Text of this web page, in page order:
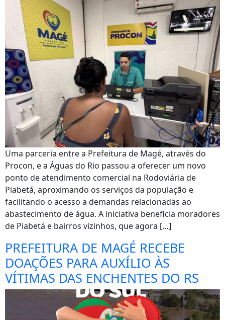
Uma parceria entre a Prefeitura de Magé, através do
Procon, e a Águas do Rio passou a oferecer um novo
ponto de atendimento comercial na Rodoviária de
Piabetá, aproximando os serviços da população e
facilitando o acesso a demandas relacionadas ao
abastecimento de água. A iniciativa beneficia moradores
de Piabetá e bairros vizinhos, que agora […]
PREFEITURA DE MAGÉ RECEBE
DOAÇÕES PARA AUXÍLIO ÀS
VÍTIMAS DAS ENCHENTES DO RS